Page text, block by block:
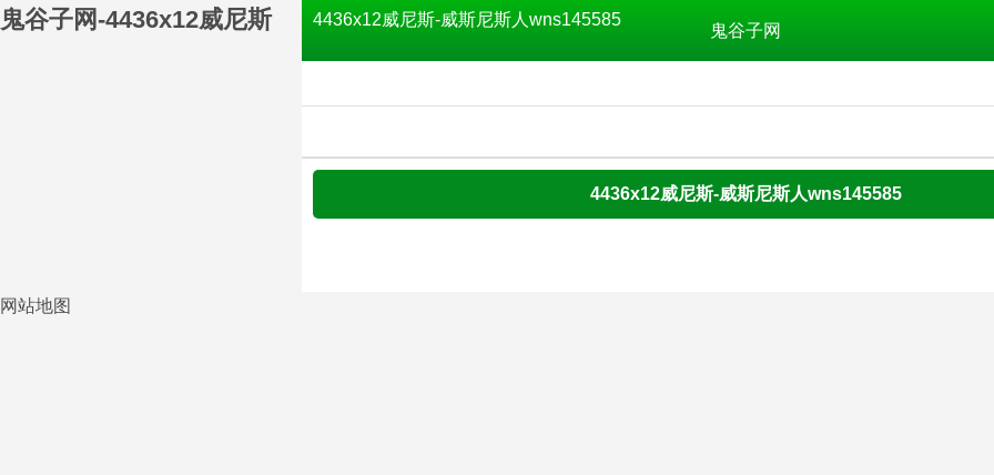
鬼谷子网-4436x12威尼斯 4436x12威尼斯-威斯尼斯人wns145585
鬼谷子网
4436x12威尼斯-威斯尼斯人wns145585
网站地图